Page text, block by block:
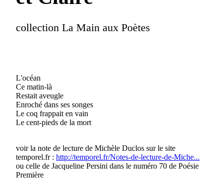
Padellec Lydia : Poètes (Une anthologie
particulière)
collection La Main aux poètes - Lydia Padellec a
inattendue, aller vers cet autre différent, à la fois
étranger et pourtant...(suite)
Prix : 8.00 €
collection La Main aux Poètes
L'océan
Ce matin-là
Restait aveugle
Enroché dans ses songes
Le coq frappait en vain
Le cent-pieds de la mort
voir la note de lecture de Michèle Duclos sur le site
temporel.fr : http://temporel.fr/Notes-de-lecture-de-Miche...
ou celle de Jacqueline Persini dans le numéro 70 de Poésie
Première